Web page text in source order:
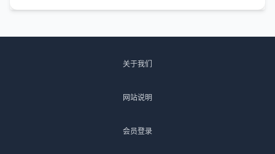
关于我们
网站说明
会员登录